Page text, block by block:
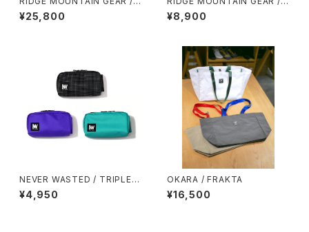
ASH PACK
¥25,800
HADE CAP
¥8,900
NEVER WASTED / TRIPLEY
ES
¥4,950
OKARA / FRAKTA
¥16,500